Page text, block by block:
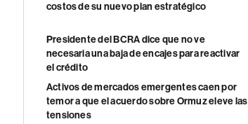
costos de su nuevo plan estratégico
Presidente del BCRA dice que no ve
necesaria una baja de encajes para reactivar
el crédito
Activos de mercados emergentes caen por
temor a que el acuerdo sobre Ormuz eleve las
tensiones